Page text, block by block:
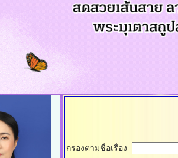
กรองตามชื่อเรื่อง